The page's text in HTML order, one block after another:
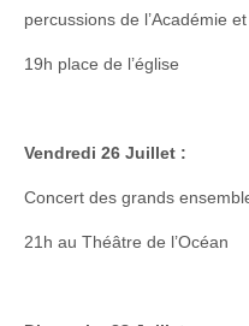
percussions de l’Académie
19h place de l’église
Vendredi 26 Juillet :
Concert des grands
21h au Théâtre de l’Océan